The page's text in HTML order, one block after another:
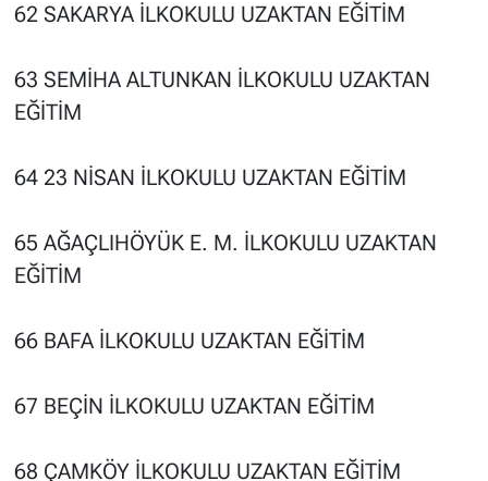
62 SAKARYA İLKOKULU UZAKTAN EĞİTİM
63 SEMİHA ALTUNKAN İLKOKULU UZAKTAN
EĞİTİM
64 23 NİSAN İLKOKULU UZAKTAN EĞİTİM
65 AĞAÇLIHÖYÜK E. M. İLKOKULU UZAKTAN
EĞİTİM
66 BAFA İLKOKULU UZAKTAN EĞİTİM
67 BEÇİN İLKOKULU UZAKTAN EĞİTİM
68 ÇAMKÖY İLKOKULU UZAKTAN EĞİTİM